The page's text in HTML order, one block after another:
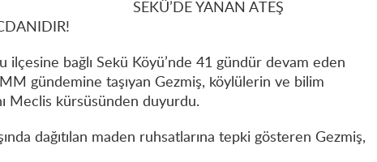
SEKÜ’DE YANAN ATEŞ
ilçesine bağlı Sekü Köyü’nde 41 gündür devam eden
gündemine taşıyan Gezmiş, köylülerin ve bilim
Meclis kürsüsünden duyurdu.
dağıtılan maden ruhsatlarına tepki gösteren Gezmiş,